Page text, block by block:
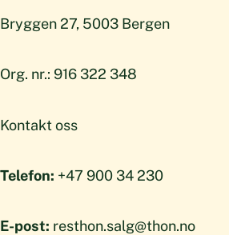
Bryggen 27, 5003 Bergen
Org. nr.: 916 322 348
Kontakt oss
Telefon: +47 900 34 230
E-post: resthon.salg@thon.no